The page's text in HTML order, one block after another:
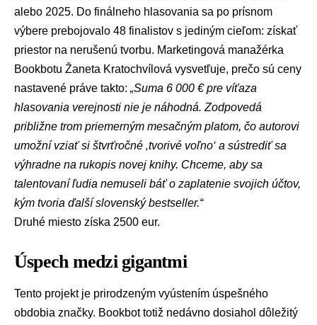
alebo 2025. Do finálneho hlasovania sa po prísnom
výbere prebojovalo 48 finalistov s jediným cieľom: získať
priestor na nerušenú tvorbu. Marketingová manažérka
Bookbotu Žaneta Kratochvílová vysvetľuje, prečo sú ceny
nastavené práve takto: „Suma 6 000 € pre víťaza
hlasovania verejnosti nie je náhodná. Zodpovedá
približne trom priemerným mesačným platom, čo autorovi
umožní vziať si štvrťročné ‚tvorivé voľno‘ a sústrediť sa
výhradne na rukopis novej knihy. Chceme, aby sa
talentovaní ľudia nemuseli báť o zaplatenie svojich účtov,
kým tvoria ďalší slovenský bestseller.“
Druhé miesto získa 2500 eur.
Úspech medzi gigantmi
Tento projekt je prirodzeným vyústením úspešného
obdobia značky. Bookbot totiž nedávno dosiahol dôležitý